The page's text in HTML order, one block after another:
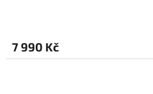
7 990 Kč